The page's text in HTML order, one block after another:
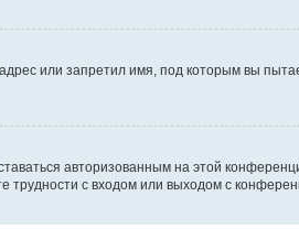
или запретил имя, под которым вы
авторизованным на этой
с входом или выходом с